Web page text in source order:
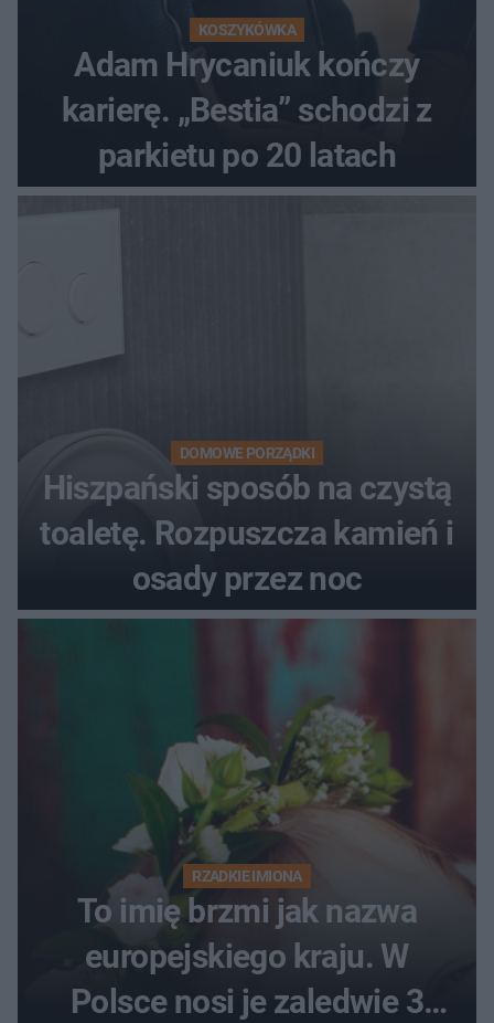
KOSZYKÓWKA
Adam Hrycaniuk kończy
karierę. „Bestia” schodzi z
parkietu po 20 latach
DOMOWE PORZĄDKI
Hiszpański sposób na czystą
toaletę. Rozpuszcza kamień i
osady przez noc
RZADKIE IMIONA
To imię brzmi jak nazwa
europejskiego kraju. W
Polsce nosi je zaledwie 3